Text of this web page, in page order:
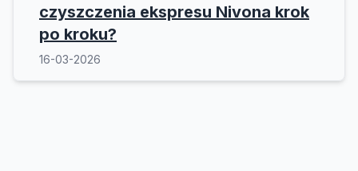
czyszczenia ekspresu Nivona krok
po kroku?
16-03-2026